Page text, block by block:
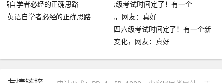
英语自学者必经的正确思路
四六级考试时间定了！有一个新
变化，网友：真好